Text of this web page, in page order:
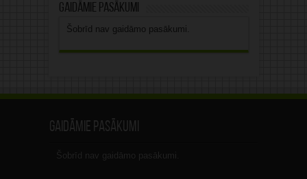
Gaidāmie pasākumi
Šobrīd nav gaidāmo pasākumi.
Gaidāmie pasākumi
Šobrīd nav gaidāmo pasākumi.